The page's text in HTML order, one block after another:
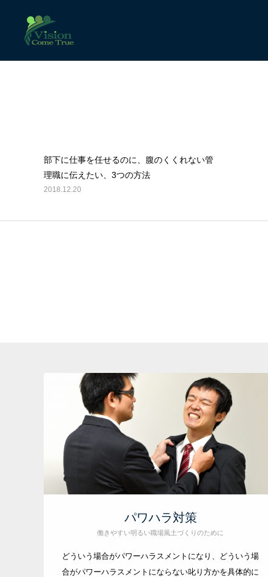
部下に仕事を任せるのに、腹のくくれない管
理職に伝えたい、3つの方法
2018.12.20
パワハラ対策
働きやすい明るい職場風土づくりのために
どういう場合がパワーハラスメントになり、どういう場
合がパワーハラスメントにならない叱り方かを具体的に